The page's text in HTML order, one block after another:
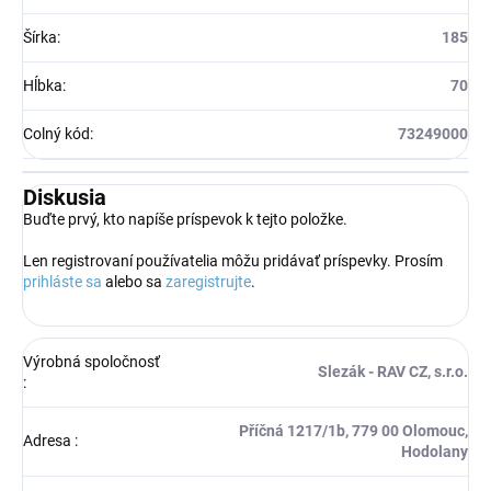
Šírka: 185
Hĺbka: 70
Colný kód: 73249000
Diskusia
Buďte prvý, kto napíše príspevok k tejto položke.
Len registrovaní používatelia môžu pridávať príspevky. Prosím
prihláste sa alebo sa zaregistrujte.
Výrobná spoločnosť
:
Slezák - RAV CZ, s.r.o.
Adresa :
Příčná 1217/1b, 779 00 Olomouc,
Hodolany